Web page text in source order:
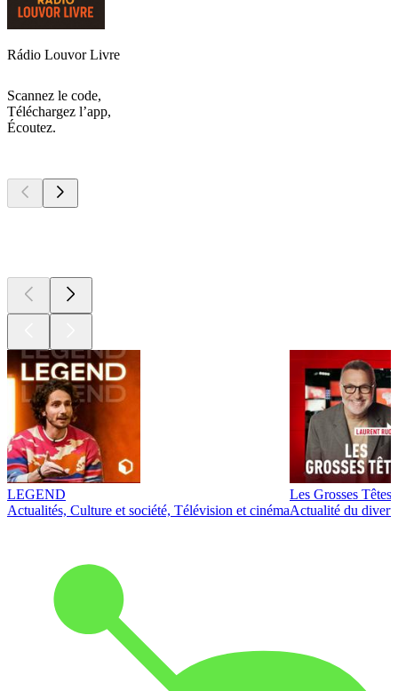
Rádio Louvor Livre
Scannez le code,
Téléchargez l’app,
Écoutez.
LEGEND
Actualités, Culture et société, Télévision et cinéma
Les Grosses Têtes
Actualité du